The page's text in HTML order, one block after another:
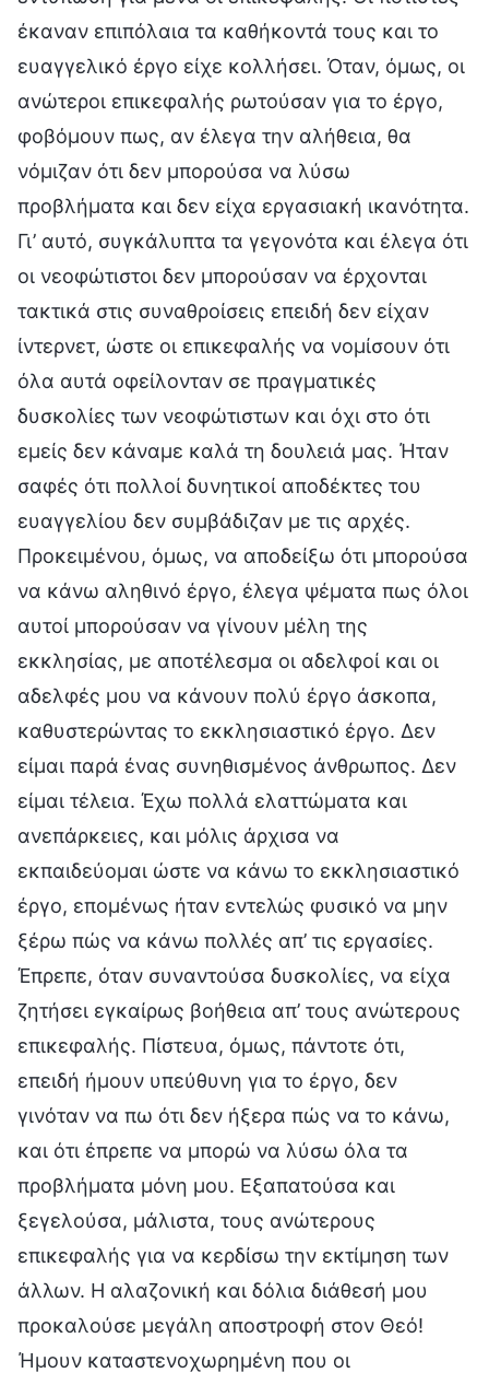
έκαναν επιπόλαια τα καθήκοντά τους και το
ευαγγελικό έργο είχε κολλήσει. Όταν, όμως, οι
ανώτεροι επικεφαλής ρωτούσαν για το έργο,
φοβόμουν πως, αν έλεγα την αλήθεια, θα
νόμιζαν ότι δεν μπορούσα να λύσω
προβλήματα και δεν είχα εργασιακή ικανότητα.
Γι’ αυτό, συγκάλυπτα τα γεγονότα και έλεγα ότι
οι νεοφώτιστοι δεν μπορούσαν να έρχονται
τακτικά στις συναθροίσεις επειδή δεν είχαν
ίντερνετ, ώστε οι επικεφαλής να νομίσουν ότι
όλα αυτά οφείλονταν σε πραγματικές
δυσκολίες των νεοφώτιστων και όχι στο ότι
εμείς δεν κάναμε καλά τη δουλειά μας. Ήταν
σαφές ότι πολλοί δυνητικοί αποδέκτες του
ευαγγελίου δεν συμβάδιζαν με τις αρχές.
Προκειμένου, όμως, να αποδείξω ότι μπορούσα
να κάνω αληθινό έργο, έλεγα ψέματα πως όλοι
αυτοί μπορούσαν να γίνουν μέλη της
εκκλησίας, με αποτέλεσμα οι αδελφοί και οι
αδελφές μου να κάνουν πολύ έργο άσκοπα,
καθυστερώντας το εκκλησιαστικό έργο. Δεν
είμαι παρά ένας συνηθισμένος άνθρωπος. Δεν
είμαι τέλεια. Έχω πολλά ελαττώματα και
ανεπάρκειες, και μόλις άρχισα να
εκπαιδεύομαι ώστε να κάνω το εκκλησιαστικό
έργο, επομένως ήταν εντελώς φυσικό να μην
ξέρω πώς να κάνω πολλές απ’ τις εργασίες.
Έπρεπε, όταν συναντούσα δυσκολίες, να είχα
ζητήσει εγκαίρως βοήθεια απ’ τους ανώτερους
επικεφαλής. Πίστευα, όμως, πάντοτε ότι,
επειδή ήμουν υπεύθυνη για το έργο, δεν
γινόταν να πω ότι δεν ήξερα πώς να το κάνω,
και ότι έπρεπε να μπορώ να λύσω όλα τα
προβλήματα μόνη μου. Εξαπατούσα και
ξεγελούσα, μάλιστα, τους ανώτερους
επικεφαλής για να κερδίσω την εκτίμηση των
άλλων. Η αλαζονική και δόλια διάθεσή μου
προκαλούσε μεγάλη αποστροφή στον Θεό!
Ήμουν καταστενοχωρημένη που οι